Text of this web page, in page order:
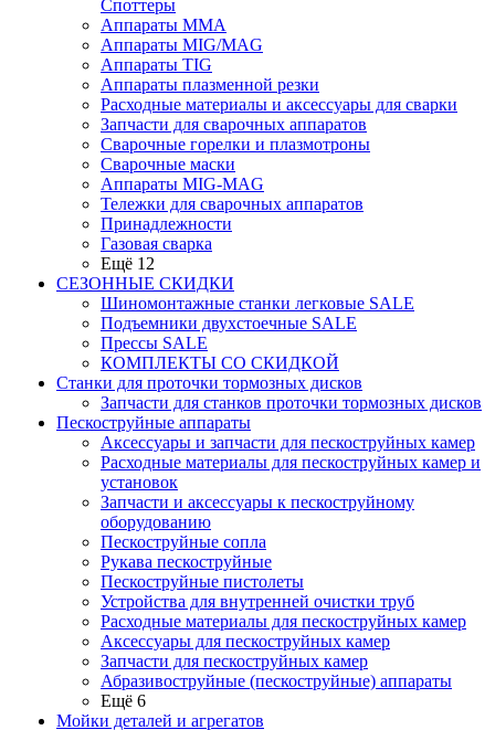
Споттеры
Аппараты MMA
Аппараты MIG/MAG
Аппараты TIG
Аппараты плазменной резки
Расходные материалы и аксессуары для сварки
Запчасти для сварочных аппаратов
Сварочные горелки и плазмотроны
Сварочные маски
Аппараты MIG-MAG
Тележки для сварочных аппаратов
Принадлежности
Газовая сварка
Ещё 12
СЕЗОННЫЕ СКИДКИ
Шиномонтажные станки легковые SALE
Подъемники двухстоечные SALE
Прессы SALE
КОМПЛЕКТЫ СО СКИДКОЙ
Станки для проточки тормозных дисков
Запчасти для станков проточки тормозных дисков
Пескоструйные аппараты
Аксессуары и запчасти для пескоструйных камер
Расходные материалы для пескоструйных камер и
установок
Запчасти и аксессуары к пескоструйному
оборудованию
Пескоструйные сопла
Рукава пескоструйные
Пескоструйные пистолеты
Устройства для внутренней очистки труб
Расходные материалы для пескоструйных камер
Аксессуары для пескоструйных камер
Запчасти для пескоструйных камер
Абразивоструйные (пескоструйные) аппараты
Ещё 6
Мойки деталей и агрегатов